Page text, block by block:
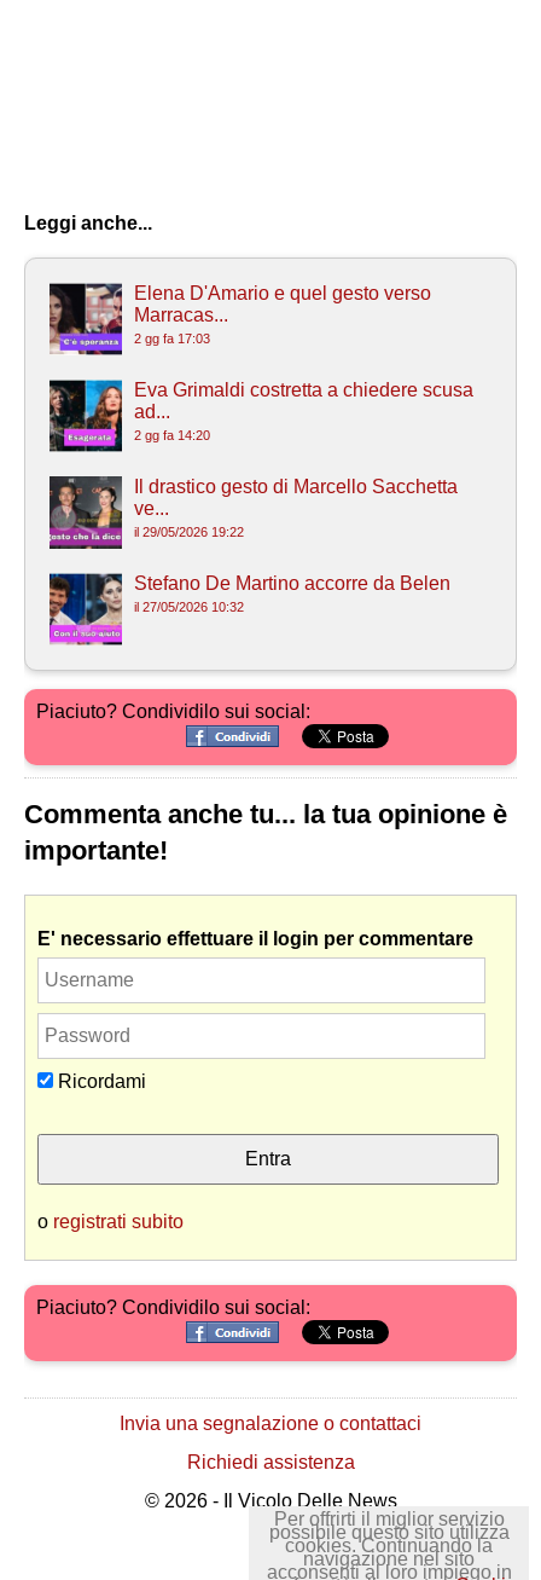
Leggi anche...
Elena D'Amario e quel gesto verso
Marracas...
2 gg fa 17:03
Eva Grimaldi costretta a chiedere scusa
ad...
2 gg fa 14:20
Il drastico gesto di Marcello Sacchetta
ve...
il 29/05/2026 19:22
Stefano De Martino accorre da Belen
il 27/05/2026 10:32
Piaciuto? Condividilo sui social:
Commenta anche tu... la tua opinione è
importante!
E' necessario effettuare il login per commentare
Ricordami
o registrati subito
Piaciuto? Condividilo sui social:
Invia una segnalazione o contattaci
Richiedi assistenza
© 2026 - Il Vicolo Delle News
Per offrirti il miglior servizio
possibile questo sito utilizza
cookies. Continuando la
navigazione nel sito
acconsenti al loro impiego in